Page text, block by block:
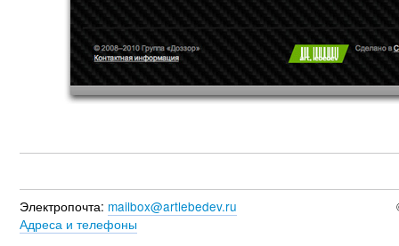
Электропочта: mailbox@artlebedev.ru
Адреса и телефоны